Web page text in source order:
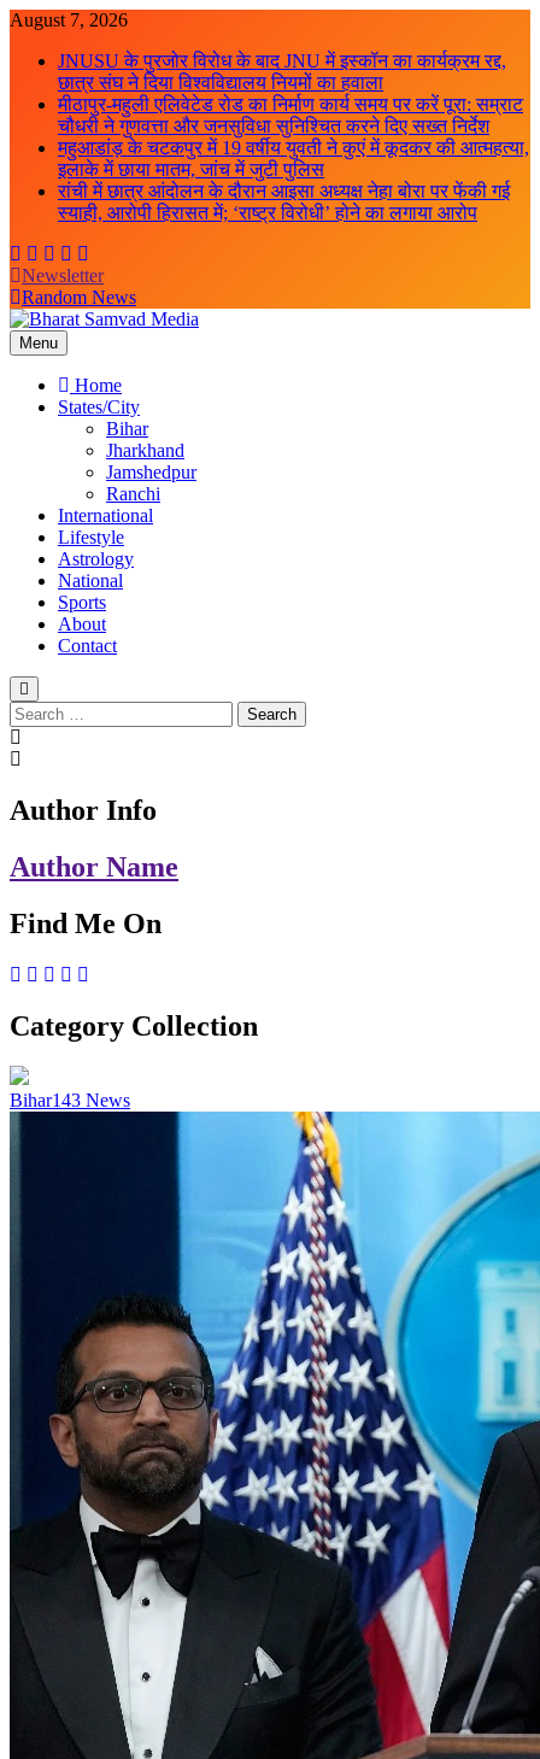
Skip
content
August 7, 2026
JNUSU के पुरजोर विरोध के बाद JNU में इस्कॉन का कार्यक्रम रद्द,
छात्र संघ ने दिया विश्वविद्यालय नियमों का हवाला
मीठापुर-महुली एलिवेटेड रोड का निर्माण कार्य समय पर करें पूरा: सम्राट
चौधरी ने गुणवत्ता और जनसुविधा सुनिश्चित करने दिए सख्त निर्देश
महुआडांड़ के चटकपुर में 19 वर्षीय युवती ने कुएं में कूदकर की आत्महत्या,
इलाके में छाया मातम, जांच में जुटी पुलिस
रांची में छात्र आंदोलन के दौरान आइसा अध्यक्ष नेहा बोरा पर फेंकी गई
स्याही, आरोपी हिरासत में; ‘राष्ट्र विरोधी’ होने का लगाया आरोप
Newsletter
Random News
Bharat Samvad Media
Menu
Home
States/City
Bihar
Jharkhand
Jamshedpur
Ranchi
International
Lifestyle
Astrology
National
Sports
About
Contact
Search
for:
Author Info
Author Name
Find Me On
Category Collection
Bihar143 News